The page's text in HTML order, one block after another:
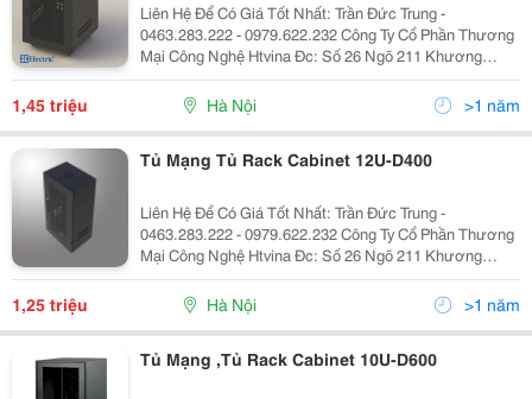
Liên Hệ Để Có Giá Tốt Nhất: Trần Đức Trung -
0463.283.222 - 0979.622.232 Công Ty Cổ Phần Thương
Mại Công Nghệ Htvina Đc: Số 26 Ngõ 211 Khương
Trung &Ndash; Thanh Xuân &Ndash; Hà Nội Yahoo
:Htvinakd3 Http ://Www.sieuthiht.com Trụ Sở Chính:
1,45 triệu Hà Nội >1 năm
Tủ Mạng Tủ Rack Cabinet 12U-D400
Liên Hệ Để Có Giá Tốt Nhất: Trần Đức Trung -
0463.283.222 - 0979.622.232 Công Ty Cổ Phần Thương
Mại Công Nghệ Htvina Đc: Số 26 Ngõ 211 Khương
Trung &Ndash; Thanh Xuân &Ndash; Hà Nội Yahoo
:Htvinakd3 Http ://Www.sieuthiht.com Trụ Sở Chính:
1,25 triệu Hà Nội >1 năm
Tủ Mạng ,Tủ Rack Cabinet 10U-D600